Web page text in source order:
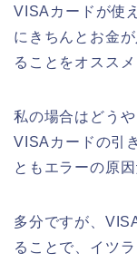
VISAカードが使
にきちんとお金
ることをオススメ
私の場合はどう
VISAカードの引
ともエラーの原
多分ですが、
ることで、イツ